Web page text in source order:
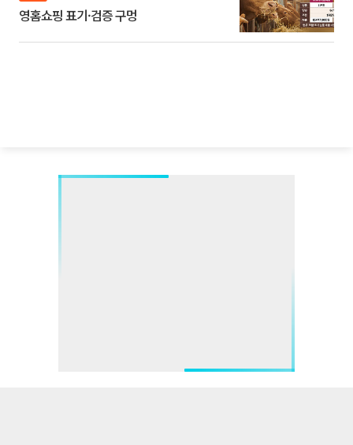
영홈쇼핑 표기·검증 구멍